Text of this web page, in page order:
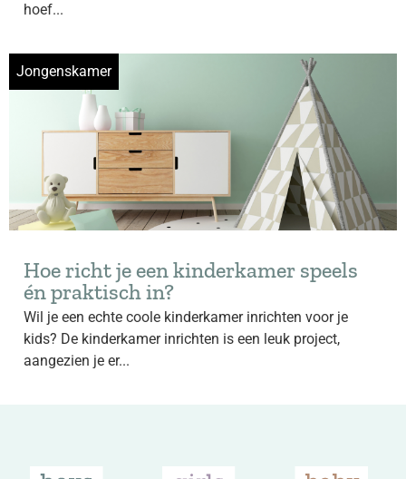
hoef...
Jongenskamer
Hoe richt je een kinderkamer speels
én praktisch in?
Wil je een echte coole kinderkamer inrichten voor je
kids? De kinderkamer inrichten is een leuk project,
aangezien je er...